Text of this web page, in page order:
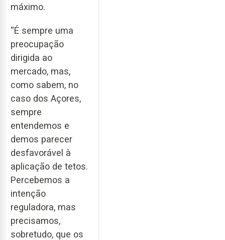
máximo.
“É sempre uma
preocupação
dirigida ao
mercado, mas,
como sabem, no
caso dos Açores,
sempre
entendemos e
demos parecer
desfavorável à
aplicação de tetos.
Percebemos a
intenção
reguladora, mas
precisamos,
sobretudo, que os